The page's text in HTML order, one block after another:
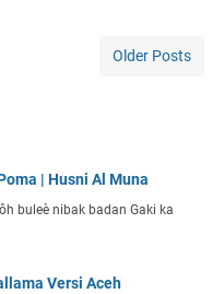
Older Posts
| Husni Al Muna
buleè nibak badan Gaki ka
Versi Aceh